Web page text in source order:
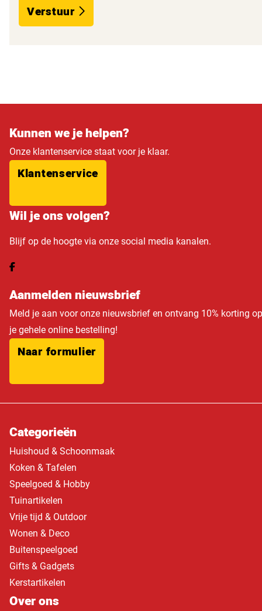
Verstuur
Kunnen we je helpen?
Onze klantenservice staat voor je klaar.
Klantenservice
Wil je ons volgen?
Blijf op de hoogte via onze social media kanalen.
Aanmelden nieuwsbrief
Meld je aan voor onze nieuwsbrief en ontvang 10% korting op
je gehele online bestelling!
Naar formulier
Categorieën
Huishoud & Schoonmaak
Koken & Tafelen
Speelgoed & Hobby
Tuinartikelen
Vrije tijd & Outdoor
Wonen & Deco
Buitenspeelgoed
Gifts & Gadgets
Kerstartikelen
Over ons